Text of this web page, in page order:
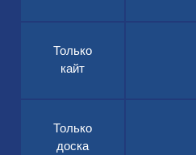
Только
кайт
Только
доска